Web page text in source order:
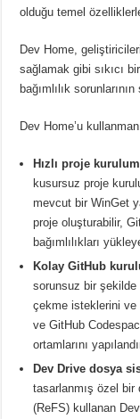
olduğu temel
Dev Home,
sağlamak gibi sıkıcı
bağımlılık sorunlarının
Dev Home’u
Hızlı proje
kusursuz proje
mevcut bir WinGet
proje oluşturabilir,
bağımlılıkları
Kolay GitHub
sorunsuz bir şekilde
çekme isteklerini ve
ve GitHub
ortamlarını
Dev Drive dosya
tasarlanmış özel bir
(ReFS) kullanan